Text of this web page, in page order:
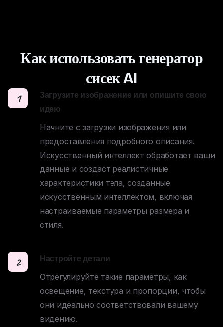
Как использовать генератор
сисек AI
1
Загрузите изображение или опишите свою
идею
Начните с загрузки изображения или
предоставления подробного описания.
Искусственный интеллект обработает ваши
данные и создаст реалистичные
характеристики тела, созданные
искусственным интеллектом, включая
настраиваемые параметры размера и
стиля.
2 Настройте детали
Отрегулируйте такие параметры, как
освещение, текстура и пропорции, чтобы
они идеально соответствовали вашему
видению.